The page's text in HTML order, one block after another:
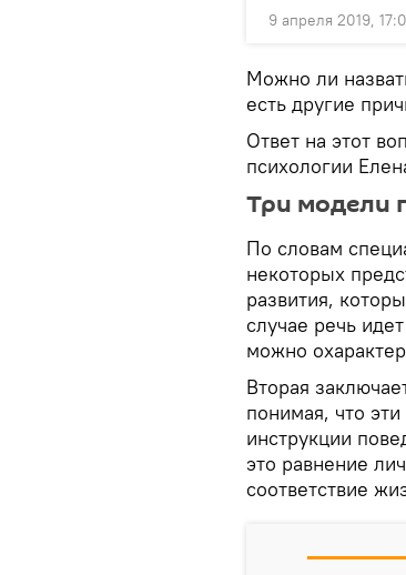
9 апреля 2019,
Можно ли
есть другие
Ответ на этот
психологии
Три модели
По словам
некоторых
развития,
случае речь
можно
Вторая
понимая, что
инструкции
это равнение
соответствие